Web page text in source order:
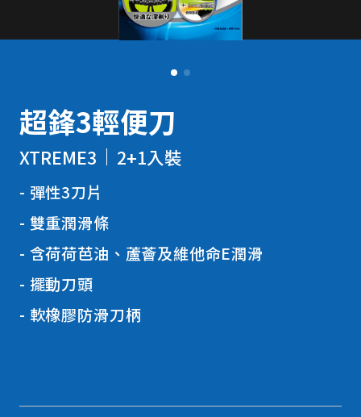
超鋒3輕便刀
XTREME3 2+1入裝
彈性3刀片
雙重潤滑條
含荷荷芭油、蘆薈及維他命E潤滑
擺動刀頭
軟橡膠防滑刀柄